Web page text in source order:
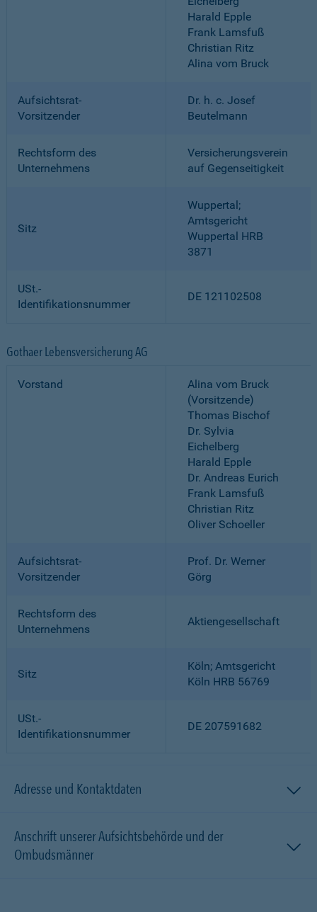
Harald Epple
Frank Lamsfuß
Christian Ritz
Alina vom Bruck
Aufsichtsrat-
Vorsitzender
Dr. h. c. Josef
Beutelmann
Rechtsform des
Unternehmens
Versicherungsverein
auf Gegenseitigkeit
Sitz
Wuppertal;
Amtsgericht
Wuppertal HRB
3871
USt.-
Identifikationsnummer
DE 121102508
Gothaer Lebensversicherung AG
Vorstand
Alina vom Bruck
(Vorsitzende)
Thomas Bischof
Dr. Sylvia
Eichelberg
Harald Epple
Dr. Andreas Eurich
Frank Lamsfuß
Christian Ritz
Oliver Schoeller
Aufsichtsrat-
Vorsitzender
Prof. Dr. Werner
Görg
Rechtsform des
Unternehmens
Aktiengesellschaft
Sitz
Köln; Amtsgericht
Köln HRB 56769
USt.-
Identifikationsnummer
DE 207591682
Adresse und Kontaktdaten
Anschrift unserer Aufsichtsbehörde und der
Ombudsmänner